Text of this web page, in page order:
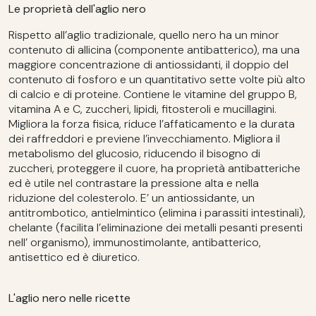
Le proprietà dell'aglio nero
Rispetto all’aglio tradizionale, quello nero ha un minor
contenuto di allicina (componente antibatterico), ma una
maggiore concentrazione di antiossidanti, il doppio del
contenuto di fosforo e un quantitativo sette volte più alto
di calcio e di proteine. Contiene le vitamine del gruppo B,
vitamina A e C, zuccheri, lipidi, fitosteroli e mucillagini.
Migliora la forza fisica, riduce l’affaticamento e la durata
dei raffreddori e previene l’invecchiamento. Migliora il
metabolismo del glucosio, riducendo il bisogno di
zuccheri, proteggere il cuore, ha proprietà antibatteriche
ed è utile nel contrastare la pressione alta e nella
riduzione del colesterolo. E’ un antiossidante, un
antitrombotico, antielmintico (elimina i parassiti intestinali),
chelante (facilita l’eliminazione dei metalli pesanti presenti
nell’ organismo), immunostimolante, antibatterico,
antisettico ed è diuretico.
L'aglio nero nelle ricette